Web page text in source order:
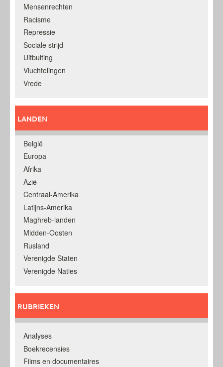
Mensenrechten
Racisme
Repressie
Sociale strijd
Uitbuiting
Vluchtelingen
Vrede
LANDEN
België
Europa
Afrika
Azië
Centraal-Amerika
Latijns-Amerika
Maghreb-landen
Midden-Oosten
Rusland
Verenigde Staten
Verenigde Naties
RUBRIEKEN
Analyses
Boekrecensies
Films en documentaires